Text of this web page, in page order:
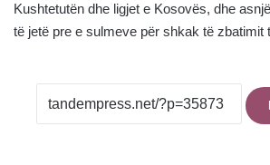
Kushtetutën dhe ligjet e Kosovës, dhe
të jetë pre e sulmeve për shkak të zbatimit